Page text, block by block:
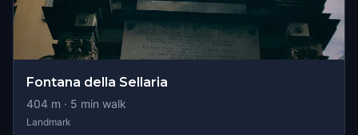
Fontana della Sellaria
404 m · 5 min walk
Landmark